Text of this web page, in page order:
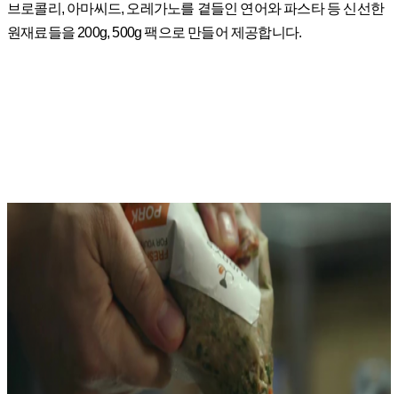
브로콜리, 아마씨드, 오레가노를 곁들인 연어와 파스타 등 신선한
원재료들을 200g, 500g 팩으로 만들어 제공합니다.